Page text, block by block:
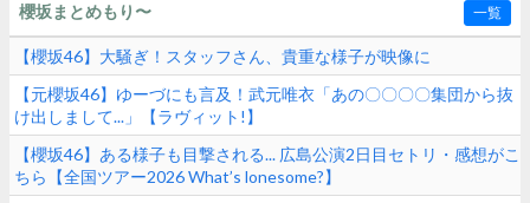
櫻坂まとめもり〜 一覧
【櫻坂46】大騒ぎ！スタッフさん、貴重な様子が映像に
【元櫻坂46】ゆーづにも言及！武元唯衣「あの〇〇〇〇集団から抜
け出しまして...」【ラヴィット!】
【櫻坂46】ある様子も目撃される... 広島公演2日目セトリ・感想がこ
ちら【全国ツアー2026 What’s lonesome?】